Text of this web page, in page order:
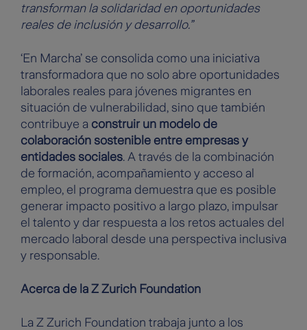
transforman la solidaridad en oportunidades
reales de inclusión y desarrollo.”
‘En Marcha’ se consolida como una iniciativa
transformadora que no solo abre oportunidades
laborales reales para jóvenes migrantes en
situación de vulnerabilidad, sino que también
contribuye a construir un modelo de
colaboración sostenible entre empresas y
entidades sociales. A través de la combinación
de formación, acompañamiento y acceso al
empleo, el programa demuestra que es posible
generar impacto positivo a largo plazo, impulsar
el talento y dar respuesta a los retos actuales del
mercado laboral desde una perspectiva inclusiva
y responsable.
Acerca de la Z Zurich Foundation
La Z Zurich Foundation trabaja junto a los